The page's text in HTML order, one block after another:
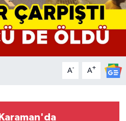
A- A+
Karaman'da